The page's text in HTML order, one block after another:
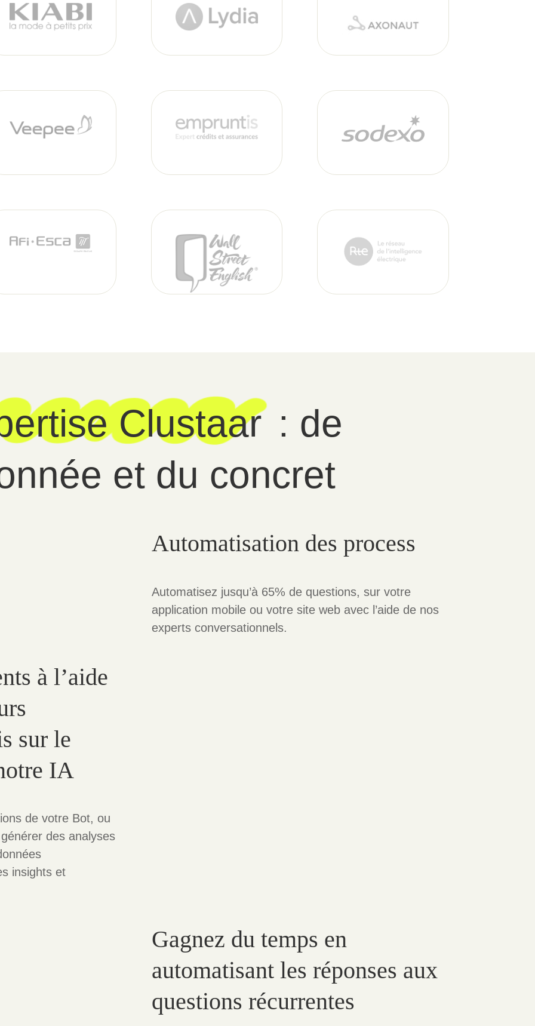
Clustaar : de
et du concret
Automatisation des process
Automatisez jusqu’à 65% de questions, sur votre
application mobile ou votre site web avec l’aide de nos
experts conversationnels.
à l’aide
sur le
IA
de votre Bot, ou
des analyses
insights et
Gagnez du temps en
automatisant les réponses aux
questions récurrentes